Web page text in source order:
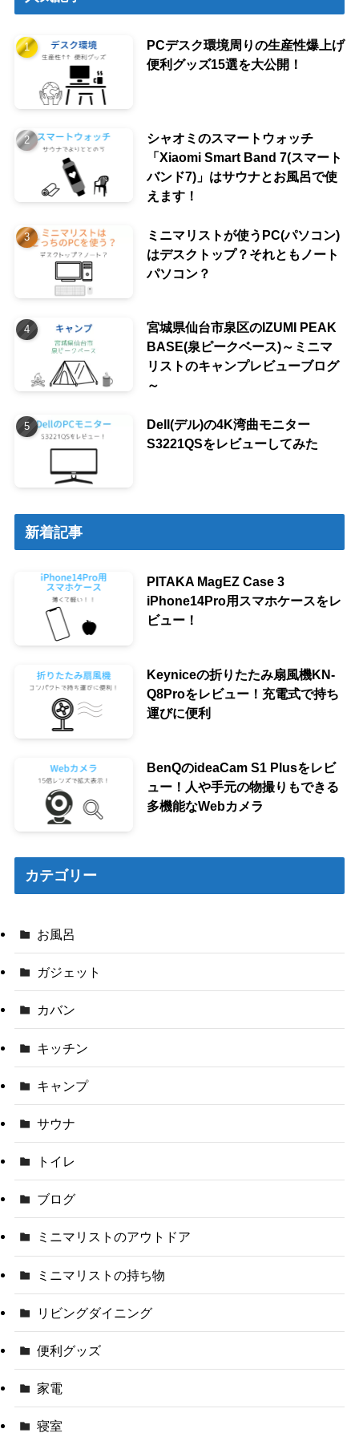
PCデスク環境周りの生産性爆上げ
便利グッズ15選を大公開！
シャオミのスマートウォッチ
「Xiaomi Smart Band 7(スマート
バンド7)」はサウナとお風呂で使
えます！
ミニマリストが使うPC(パソコン)
はデスクトップ？それともノート
パソコン？
宮城県仙台市泉区のIZUMI PEAK
BASE(泉ピークベース)～ミニマ
リストのキャンプレビューブログ
～
Dell(デル)の4K湾曲モニター
S3221QSをレビューしてみた
新着記事
PITAKA MagEZ Case 3
iPhone14Pro用スマホケースをレ
ビュー！
Keyniceの折りたたみ扇風機KN-
Q8Proをレビュー！充電式で持ち
運びに便利
BenQのideaCam S1 Plusをレビ
ュー！人や手元の物撮りもできる
多機能なWebカメラ
カテゴリー
お風呂
ガジェット
カバン
キッチン
キャンプ
サウナ
トイレ
ブログ
ミニマリストのアウトドア
ミニマリストの持ち物
リビングダイニング
便利グッズ
家電
寝室